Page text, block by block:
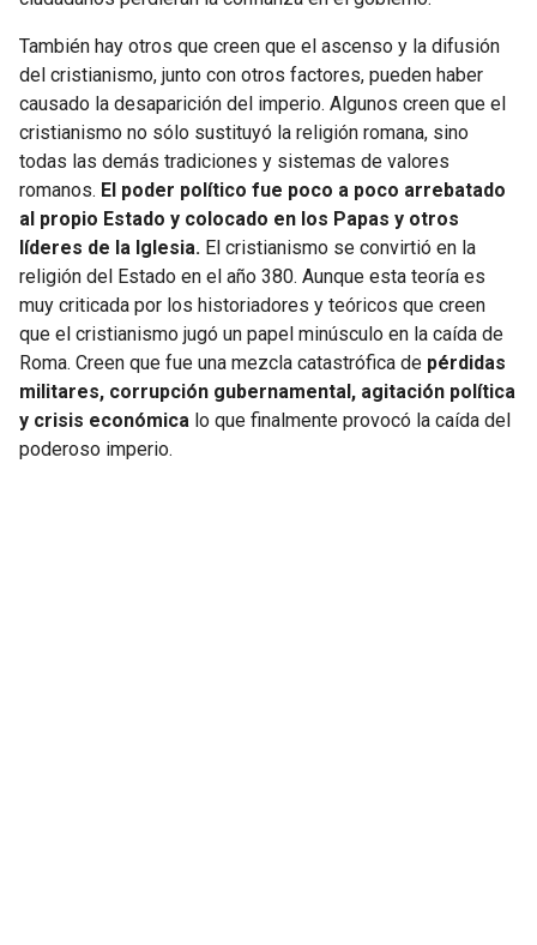
También hay otros que creen que el ascenso y la difusión
del cristianismo, junto con otros factores, pueden haber
causado la desaparición del imperio. Algunos creen que el
cristianismo no sólo sustituyó la religión romana, sino
todas las demás tradiciones y sistemas de valores
romanos. El poder político fue poco a poco arrebatado
al propio Estado y colocado en los Papas y otros
líderes de la Iglesia. El cristianismo se convirtió en la
religión del Estado en el año 380. Aunque esta teoría es
muy criticada por los historiadores y teóricos que creen
que el cristianismo jugó un papel minúsculo en la caída de
Roma. Creen que fue una mezcla catastrófica de pérdidas
militares, corrupción gubernamental, agitación política
y crisis económica lo que finalmente provocó la caída del
poderoso imperio.